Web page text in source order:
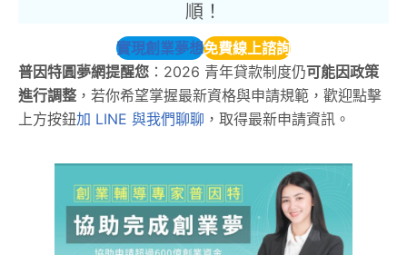
順！
實現創業夢想免費線上諮詢
普因特圓夢網提醒您 ：2026 青年貸款制度仍可能因政策
進行調整 ，若你希望掌握最新資格與申請規範，歡迎點擊
上方按鈕加 LINE 與我們聊聊 ，取得最新申請資訊。